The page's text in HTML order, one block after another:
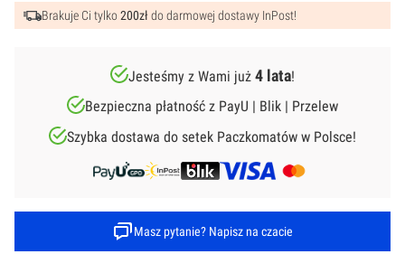
Brakuje Ci tylko200zł do darmowej dostawy InPost!
Jesteśmy z Wami już 4 lata!
Bezpieczna płatność z PayU | Blik | Przelew
Szybka dostawa do setek Paczkomatów w Polsce!
Masz pytanie? Napisz na czacie